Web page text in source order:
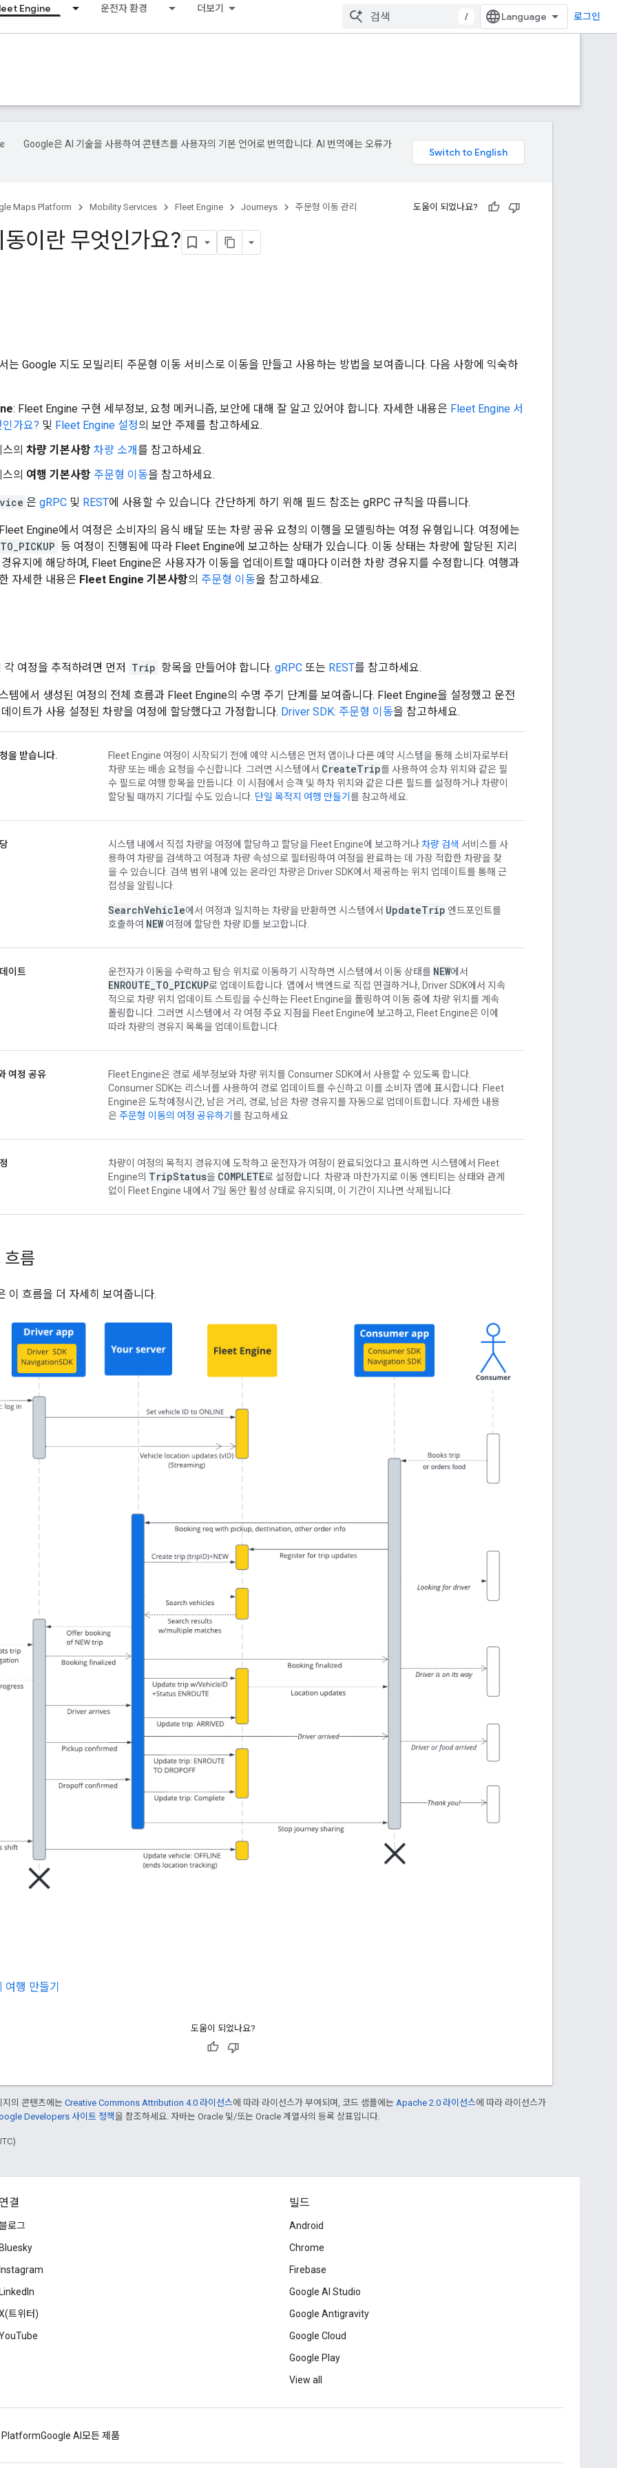
Engine 운전자 환경 더보기
/ 로그인
Google은 AI 기술을 사용하여 콘텐츠를 사용자의 기본 언어로 번역합니다. AI 번역에는 오류가
Maps Platform Mobility Services Fleet Engine Journeys 주문형 이동 관리 도움이 되었나요?
동이란 무엇인가요?
서는 Google 지도 모빌리티 주문형 이동 서비스로 이동을 만들고 사용하는 방법을 보여줍니다. 다음 사항에 익숙하
: Fleet Engine 구현 세부정보, 요청 메커니즘, 보안에 대해 잘 알고 있어야 합니다. 자세한 내용은 Fleet Engine 서
인가요? 및 Fleet Engine 설정의 보안 주제를 참고하세요.
스의 차량 기본사항 차량 소개를 참고하세요.
스의 여행 기본사항 주문형 이동을 참고하세요.
은 gRPC 및 REST에 사용할 수 있습니다. 간단하게 하기 위해 필드 참조는 gRPC 규칙을 따릅니다.
Fleet Engine에서 여정은 소비자의 음식 배달 또는 차량 공유 요청의 이행을 모델링하는 여정 유형입니다. 여정에는
등 여정이 진행됨에 따라 Fleet Engine에 보고하는 상태가 있습니다. 이동 상태는 차량에 할당된 지리
경유지에 해당하며, Fleet Engine은 사용자가 이동을 업데이트할 때마다 이러한 차량 경유지를 수정합니다. 여행과
자세한 내용은 Fleet Engine 기본사항의 주문형 이동을 참고하세요.
각 여정을 추적하려면 먼저 Trip 항목을 만들어야 합니다. gRPC 또는 REST를 참고하세요.
스템에서 생성된 여정의 전체 흐름과 Fleet Engine의 수명 주기 단계를 보여줍니다. Fleet Engine을 설정했고 운전
데이트가 사용 설정된 차량을 여정에 할당했다고 가정합니다. Driver SDK: 주문형 이동을 참고하세요.
을 받습니다.
Fleet Engine 여정이 시작되기 전에 예약 시스템은 먼저 앱이나 다른 예약 시스템을 통해 소비자로부터
차량 또는 배송 요청을 수신합니다. 그러면 시스템에서 CreateTrip를 사용하여 승차 위치와 같은 필
수 필드로 여행 항목을 만듭니다. 이 시점에서 승객 및 하차 위치와 같은 다른 필드를 설정하거나 차량이
할당될 때까지 기다릴 수도 있습니다. 단일 목적지 여행 만들기 를 참고하세요.
시스템 내에서 직접 차량을 여정에 할당하고 할당을 Fleet Engine에 보고하거나차량 검색 서비스를 사
용하여 차량을 검색하고 여정과 차량 속성으로 필터링하여 여정을 완료하는 데 가장 적합한 차량을 찾
을 수 있습니다. 검색 범위 내에 있는 온라인 차량은 Driver SDK에서 제공하는 위치 업데이트를 통해 근
접성을 알립니다.
SearchVehicle에서 여정과 일치하는 차량을 반환하면 시스템에서 UpdateTrip 엔드포인트를
호출하여 NEW여정에 할당한 차량 ID를 보고합니다.
이트 운전자가 이동을 수락하고 탑승 위치로 이동하기 시작하면 시스템에서 이동 상태를 NEW에서
ENROUTE TO PICKUP로 업데이트합니다. 앱에서 백엔드로 직접 연결하거나, Driver SDK에서 지속
적으로 차량 위치 업데이트 스트림을 수신하는 Fleet Engine을 폴링하여 이동 중에 차량 위치를 계속
폴링합니다. 그러면 시스템에서 각 여정 주요 지점을 Fleet Engine에 보고하고, Fleet Engine은 이에
따라 차량의 경유지 목록을 업데이트합니다.
여정 공유
Fleet Engine은 경로 세부정보와 차량 위치를 Consumer SDK에서 사용할 수 있도록 합니다.
Consumer SDK는 리스너를 사용하여 경로 업데이트를 수신하고 이를 소비자 앱에 표시합니다. Fleet
Engine은 도착예정시간, 남은 거리, 경로, 남은 차량 경유지를 자동으로 업데이트합니다. 자세한 내용
은 주문형 이동의 여정 공유하기 를 참고하세요.
차량이 여정의 목적지 경유지에 도착하고 운전자가 여정이 완료되었다고 표시하면 시스템에서 Fleet
Engine의 TripStatus을 COMPLETE로 설정합니다. 차량과 마찬가지로 이동 엔티티는 상태와 관계
없이 Fleet Engine 내에서 7일 동안 활성 상태로 유지되며, 이 기간이 지나면 삭제됩니다.
흐름
이 흐름을 더 자세히 보여줍니다.
여행 만들기
도움이 되었나요?
지의 콘텐츠에는 Creative Commons Attribution 4.0 라이선스에 따라 라이선스가 부여되며, 코드 샘플에는 Apache 2.0 라이선스에 따라 라이선스가
Developers 사이트 정책을 참조하세요. 자바는 Oracle 및/또는 Oracle 계열사의 등록 상표입니다.
연결
로그
Bluesky
Instagram
LinkedIn
트위터)
빌드
Android
Chrome
Firebase
Google AI Studio
Google Antigravity
Google Cloud
Google Play
View all
PlatformGoogle AI 모든 제품